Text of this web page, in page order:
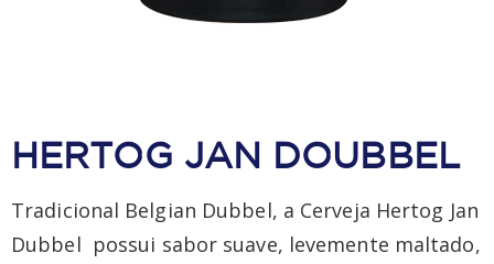
HERTOG JAN DOUBBEL
Tradicional Belgian Dubbel, a Cerveja Hertog Jan
Dubbel possui sabor suave, levemente maltado,